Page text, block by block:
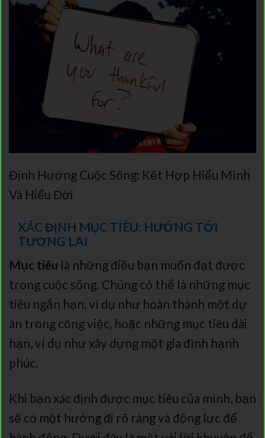
Định Hướng Cuộc Sống: Kết Hợp Hiểu Mình
Và Hiểu Đời
XÁC ĐỊNH MỤC TIÊU: HƯỚNG TỚI
TƯƠNG LAI
Mục tiêu là những điều bạn muốn đạt được
trong cuộc sống. Chúng có thể là những mục
tiêu ngắn hạn, ví dụ như hoàn thành một dự
án trong công việc, hoặc những mục tiêu dài
hạn, ví dụ như xây dựng một gia đình hạnh
phúc.
Khi bạn xác định được mục tiêu của mình, bạn
sẽ có một hướng đi rõ ràng và động lực để